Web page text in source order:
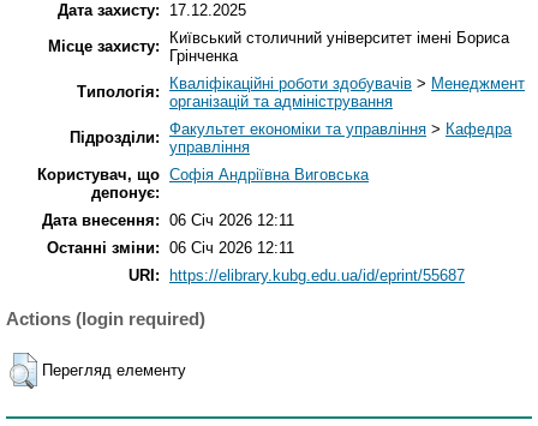
Дата захисту:
17.12.2025
Місце захисту:
Київський столичний університет імені Бориса
Грінченка
Типологія:
Кваліфікаційні роботи здобувачів > Менеджмент
організацій та адміністрування
Підрозділи: Факультет економіки та управління > Кафедра
управління
Користувач, що
депонує:
Софія Андріївна Виговська
Дата внесення: 06 Січ 2026 12:11
Останні зміни: 06 Січ 2026 12:11
URI:
https://elibrary.kubg.edu.ua/id/eprint/55687
Actions (login required)
Перегляд елементу